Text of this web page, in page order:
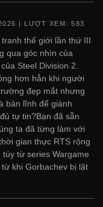
| LƯỢT XEM: 583
thế giới lần thứ III
qua góc nhìn của
Steel Division 2.
hơn hẳn khi người
đẹp mắt nhưng
bản lĩnh để giành
tự tin?Bạn đã sẵn
ta đã từng làm với
gian thực RTS rộng
từ series Wargame
khi Gorbachev bị lật